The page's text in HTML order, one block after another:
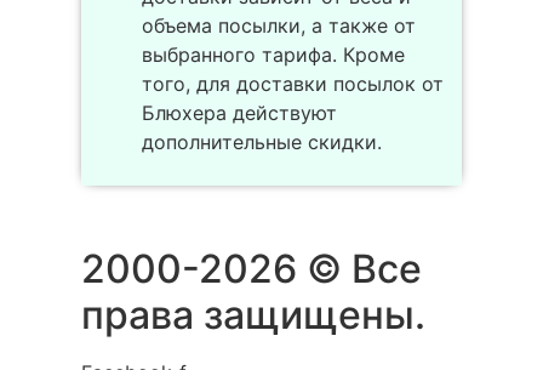
объема посылки, а также от
выбранного тарифа. Кроме
того, для доставки посылок от
Блюхера действуют
дополнительные скидки.
2000-2026 © Все
права защищены.